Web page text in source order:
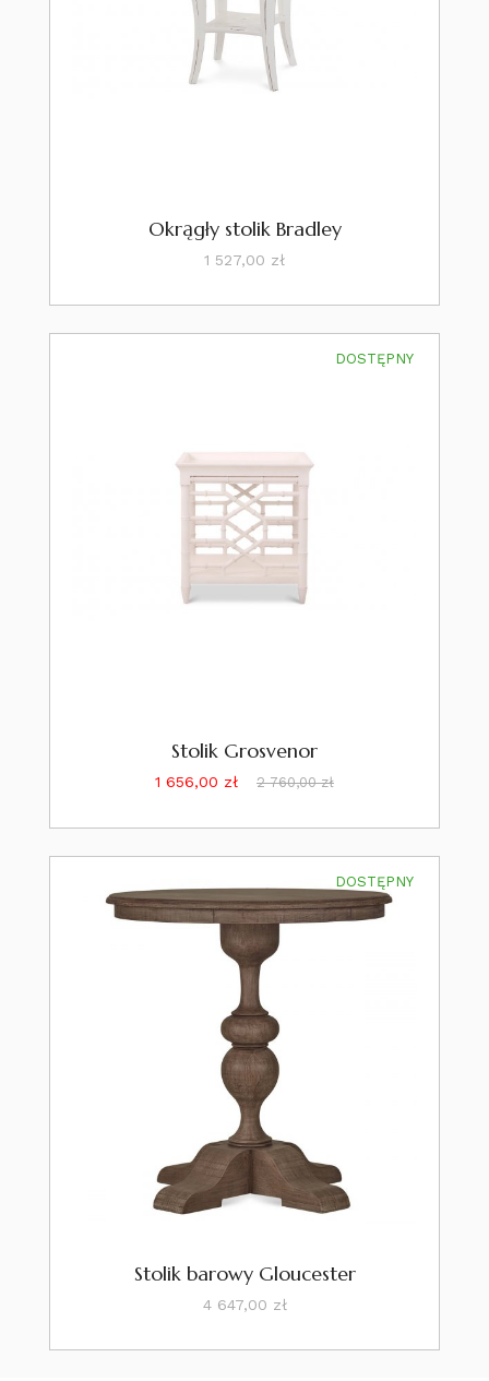
Okrągły stolik Bradley
1 527,00 złCena
Stolik Grosvenor
1 656,00 zł
Cena
2 760,00 złCena
DOSTĘPNY
Stolik barowy Gloucester
4 647,00 złCena
DOSTĘPNY